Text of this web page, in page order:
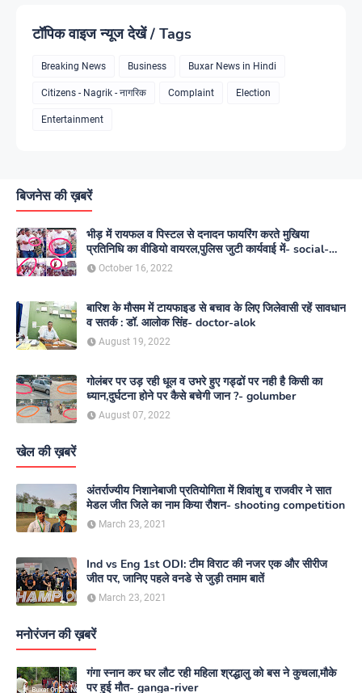
टॉपिक वाइज न्यूज देखें / Tags
Breaking News Business Buxar News in Hindi
Citizens - Nagrik - नागरिक Complaint Election
Entertainment
बिजनेस की ख़बरें
भीड़ में रायफल व पिस्टल से दनादन फायरिंग करते मुखिया
प्रतिनिधि का वीडियो वायरल,पुलिस जुटी कार्यवाई में- social-
media
October 16, 2022
बारिश के मौसम में टायफाइड से बचाव के लिए जिलेवासी रहें सावधान
व सतर्क : डॉ. आलोक सिंह- doctor-alok
August 19, 2022
गोलंबर पर उड़ रही धूल व उभरे हुए गड्ढों पर नही है किसी का
ध्यान,दुर्घटना होने पर कैसे बचेगी जान ?- golumber
August 07, 2022
खेल की ख़बरें
अंतर्राज्यीय निशानेबाजी प्रतियोगिता में शिवांशु व राजवीर ने सात
मेडल जीत जिले का नाम किया रौशन- shooting competition
March 23, 2021
Ind vs Eng 1st ODI: टीम विराट की नजर एक और सीरीज
जीत पर, जानिए पहले वनडे से जुड़ी तमाम बातें
March 23, 2021
मनोरंजन की ख़बरें
गंगा स्नान कर घर लौट रही महिला श्रद्धालु को बस ने कुचला,मौके
पर हुई मौत- ganga-river